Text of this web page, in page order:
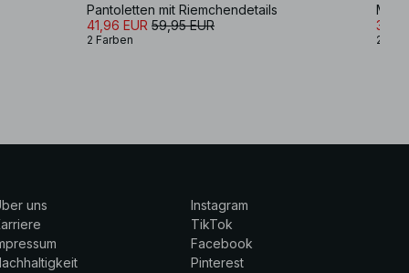
Pantoletten mit Riemchendetails
41,96 EUR 59,95 EUR
2 Farben 2
uns
Instagram
TikTok
Facebook
Pinterest